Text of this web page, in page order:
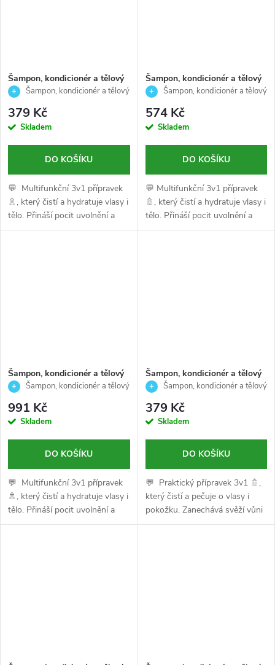
Šampon, kondicionér a tělový
mycí gel pro muže- čistí
ENERGIZING-American crew-
250ml
Šampon, kondicionér a tělový
379 Kč
Skladem
DO KOŠÍKU
💬 Multifunkční 3v1 přípravek
🚿, který čistí a hydratuje vlasy i
tělo. Přináší pocit uvolnění a
povzbuzení díky
Šampon, kondicionér a tělový
mycí gel pro muže- čistí
ENERGIZING-American crew-
450ml
Šampon, kondicionér a tělový
574 Kč
Skladem
DO KOŠÍKU
💬 Multifunkční 3v1 přípravek
🚿, který čistí a hydratuje vlasy i
tělo. Přináší pocit uvolnění a
povzbuzení díky
Šampon, kondicionér a tělový
mycí gel pro muže- čistí
ENERGIZING-American crew-
1000ml
Šampon, kondicionér a tělový
991 Kč
Skladem
DO KOŠÍKU
💬 Multifunkční 3v1 přípravek
🚿, který čistí a hydratuje vlasy i
tělo. Přináší pocit uvolnění a
povzbuzení díky
Šampon, kondicionér a tělový
mycí gel pro muže na mastné
3V1 TEE TREE-American
crew-250ml
Šampon, kondicionér a tělový
379 Kč
Skladem
DO KOŠÍKU
💬 Praktický přípravek 3v1 🚿,
který čistí a pečuje o vlasy i
pokožku. Zanechává svěží vůni
Tea Tree a neutralizuje zápach.